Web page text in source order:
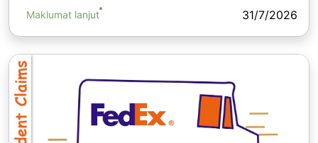
Maklumat lanjut 31/7/2026